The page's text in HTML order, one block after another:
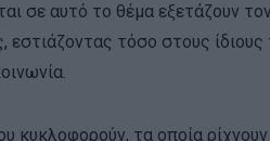
σε αυτό το θέμα εξετάζουν τον
εστιάζοντας τόσο στους ίδιους
κυκλοφορούν, τα οποία